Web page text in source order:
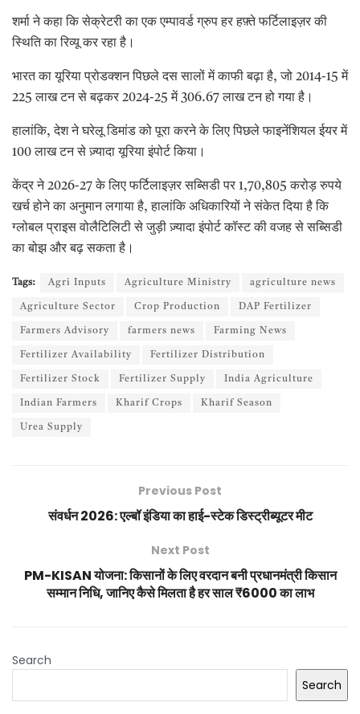
शर्मा ने कहा कि सेक्रेटरी का एक एम्पावर्ड ग्रुप हर हफ़्ते फर्टिलाइज़र की
स्थिति का रिव्यू कर रहा है।
भारत का यूरिया प्रोडक्शन पिछले दस सालों में काफी बढ़ा है, जो 2014-15 में
225 लाख टन से बढ़कर 2024-25 में 306.67 लाख टन हो गया है।
हालांकि, देश ने घरेलू डिमांड को पूरा करने के लिए पिछले फाइनेंशियल ईयर में
100 लाख टन से ज़्यादा यूरिया इंपोर्ट किया।
केंद्र ने 2026-27 के लिए फर्टिलाइज़र सब्सिडी पर 1,70,805 करोड़ रुपये
खर्च होने का अनुमान लगाया है, हालांकि अधिकारियों ने संकेत दिया है कि
ग्लोबल प्राइस वोलैटिलिटी से जुड़ी ज़्यादा इंपोर्ट कॉस्ट की वजह से सब्सिडी
का बोझ और बढ़ सकता है।
Tags: Agri Inputs Agriculture Ministry agriculture news
Agriculture Sector Crop Production DAP Fertilizer
Farmers Advisory farmers news Farming News
Fertilizer Availability Fertilizer Distribution
Fertilizer Stock Fertilizer Supply India Agriculture
Indian Farmers Kharif Crops Kharif Season
Urea Supply
Previous Post
संवर्धन 2026: एल्बॉ इंडिया का हाई-स्टेक डिस्ट्रीब्यूटर मीट
Next Post
PM-KISAN योजना: किसानों के लिए वरदान बनी प्रधानमंत्री किसान
सम्मान निधि, जानिए कैसे मिलता है हर साल ₹6000 का लाभ
Search
Search